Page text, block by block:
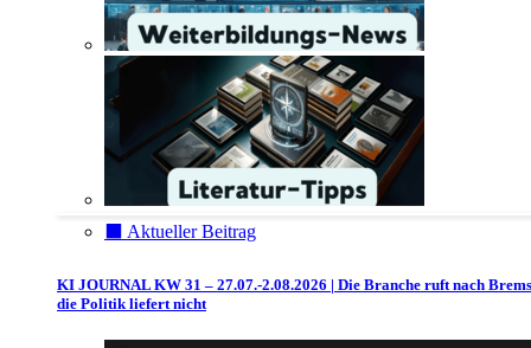
⬛️ Aktueller Beitrag
KI JOURNAL KW 31 – 27.07.-2.08.2026 | Die Branche ruft nach
die Politik liefert nicht